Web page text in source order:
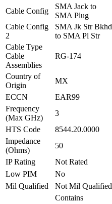
Cable Config
SMA Jack to
SMA Plug
Cable Config
2
SMA Jk Str Bkhd
to SMA Pl Str
Cable Type
Cable
Assemblies
RG-174
Country of
Origin
MX
ECCN
EAR99
Frequency
(Max GHz)
3
HTS Code
8544.20.0000
Impedance
(Ohms)
50
IP Rating
Not Rated
Low PIM
No
Mil Qualified
Not Mil Qualified
Contains